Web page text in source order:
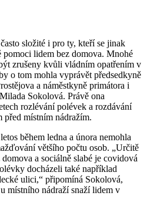
složité i pro ty, kteří se jinak
lidem bez domova. Mnohé
zrušeny kvůli vládním opatřením v
o tom mohla vyprávět předsedkyně
a náměstkyně primátora i
Sokolová. Právě ona
rozlévání polévek a rozdávání
před místním nádražím.
během ledna a února nemohla
většího počtu osob. „Určitě
a sociálně slabé je covidová
docházeli také například
ulici,“ připomíná Sokolová,
místního nádraží snaží lidem v